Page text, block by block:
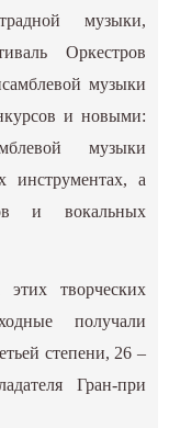
музыки,
Оркестров
музыки
и новыми:
музыки
инструментах, а
и вокальных
творческих
получали
степени, 26 –
Гран-при